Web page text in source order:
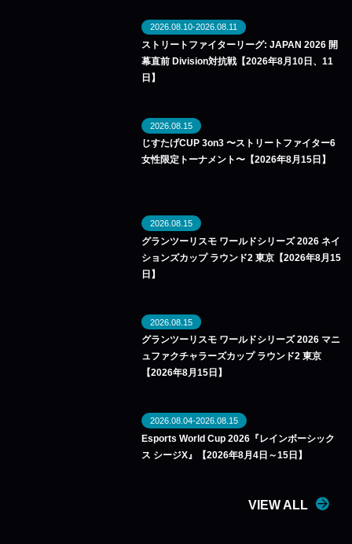
2026.08.10-2026.08.11
ストリートファイターリーグ: JAPAN 2026 開
幕直前 Division対抗戦【2026年8月10日、11
日】
2026.08.15
じすたげCUP 3on3 〜ストリートファイター6
女性限定トーナメント〜【2026年8月15日】
2026.08.15
グランツーリスモ ワールドシリーズ 2026 ネイ
ションズカップ ラウンド2 東京【2026年8月15
日】
2026.08.15
グランツーリスモ ワールドシリーズ 2026 マニ
ュファクチャラーズカップ ラウンド2 東京
【2026年8月15日】
2026.08.04-2026.08.15
Esports World Cup 2026『レインボーシック
ス シージX』【2026年8月4日～15日】
VIEW ALL